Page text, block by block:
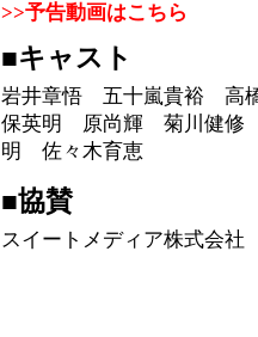
>>予告動画はこちら
■キャスト
岩井章悟 五十嵐貴裕 高
保英明 原尚輝 菊川健
明 佐々木育恵
■協賛
スイートメディア株式会社